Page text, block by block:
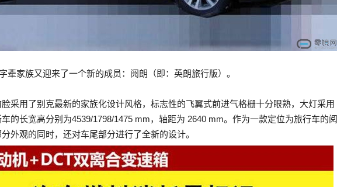
辈家族又迎来了一个新的成员：阅朗（即：英朗旅行版）。
采用了别克最新的家族化设计风格，标志性的飞翼式前进气格栅十分眼熟，大灯采用
的长宽高分别为4539/1798/1475 mm，轴距为 2640 mm。作为一款定位为旅行车的阅
外观的同时，还对车尾部分进行了全新的设计。